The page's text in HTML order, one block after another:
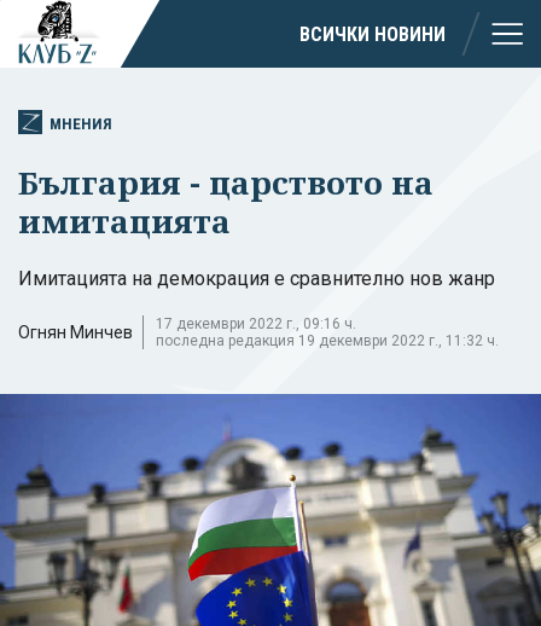
ВСИЧКИ НОВИНИ
МНЕНИЯ
България - царството на
имитацията
Имитацията на демокрация е сравнително нов жанр
Огнян Минчев
17 декември 2022 г., 09:16 ч.
последна редакция 19 декември 2022 г., 11:32 ч.